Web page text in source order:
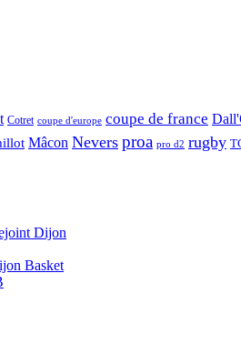
Cotret coupe d'europe coupe de france
Mâcon Nevers proa pro d2 rugby
Dijon
Basket